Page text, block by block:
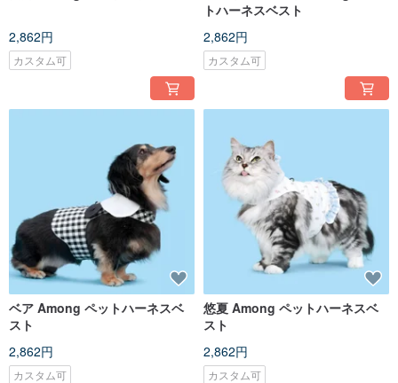
2,862円
カスタム可
トハーネスベスト
2,862円
カスタム可
ベア Among ペットハーネスベ
スト
2,862円
カスタム可
悠夏 Among ペットハーネスベ
スト
2,862円
カスタム可